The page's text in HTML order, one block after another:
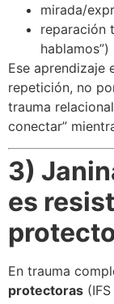
mirada/
reparación
hablamos”)
Ese aprendizaje
repetición, no
trauma
conectar”
3)
es
En trauma
protectoras